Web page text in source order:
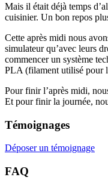
Mais il était déjà temps
cuisinier. Un bon repos
Cette après midi nous
simulateur qu’avec leurs
commencer un système
PLA (filament utilisé pour
Pour finir l’après midi,
Et pour finir la journée,
Témoignages
Déposer un témoignage
FAQ